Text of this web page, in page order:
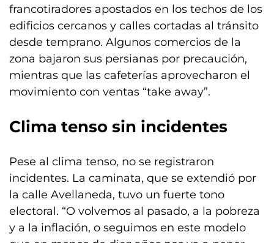
francotiradores apostados en los techos de los
edificios cercanos y calles cortadas al tránsito
desde temprano. Algunos comercios de la
zona bajaron sus persianas por precaución,
mientras que las cafeterías aprovecharon el
movimiento con ventas “take away”.
Clima tenso sin incidentes
Pese al clima tenso, no se registraron
incidentes. La caminata, que se extendió por
la calle Avellaneda, tuvo un fuerte tono
electoral. “O volvemos al pasado, a la pobreza
y a la inflación, o seguimos en este modelo